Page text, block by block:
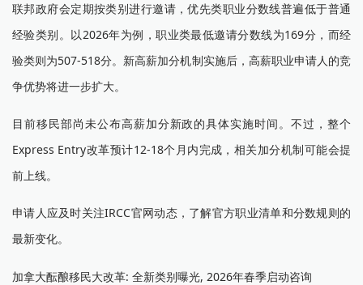
联邦政府会定期按类别进行邀请，优先类职业分数线普遍低于普通
经验类别。以2026年为例，职业类最低邀请分数线为169分，而经
验类则为507-518分。新高薪加分机制实施后，高薪职业申请人的竞
争优势将进一步扩大。
目前移民部尚未公布高薪加分新政的具体实施时间。不过，整个
Express Entry改革预计12-18个月内完成，相关加分机制可能会提
前上线。
申请人应及时关注IRCC官网动态，了解官方职业清单和分数规则的
最新变化。
加拿大酝酿移民大改革: 全新类别曝光, 2026年春季启动咨询